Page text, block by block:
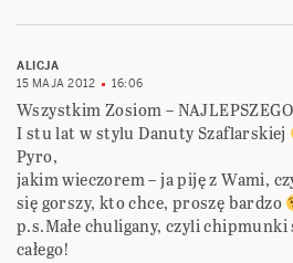
ALICJA
15 MAJA 2012
16:06
Wszystkim Zosiom –
I stu lat w stylu Danuty Szaflarskiej
Pyro,
jakim wieczorem – ja piję z Wami,
się gorszy, kto chce, proszę bardzo
p.s.Małe chuligany, czyli chipmunki
całego!